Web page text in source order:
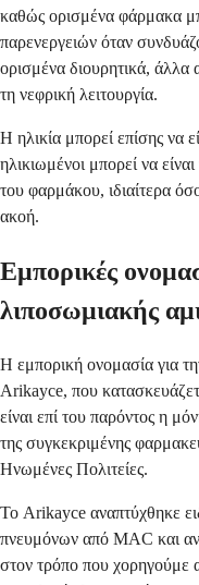
καθώς ορισμένα φάρμακα
παρενεργειών όταν
ορισμένα διουρητικά, άλλα
τη νεφρική λειτουργία.
Η ηλικία μπορεί επίσης να
ηλικιωμένοι μπορεί να
του φαρμάκου, ιδιαίτερα
ακοή.
Εμπορικές
λιποσωμιακής
Η εμπορική ονομασία για
Arikayce, που
είναι επί του παρόντος η
της συγκεκριμένης
Ηνωμένες Πολιτείες.
Το Arikayce αναπτύχθηκε
πνευμόνων από MAC και
στον τρόπο που χορηγούμε